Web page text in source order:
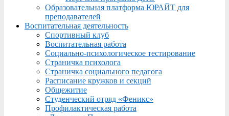
Образовательная платформа ЮРАЙТ для
преподавателей
Воспитательная деятельность
Спортивный клуб
Воспитательная работа
Социально-психологическое тестирование
Страничка психолога
Страничка социального педагога
Расписание кружков и секций
Общежитие
Студенческий отряд «Феникс»
Профилактическая работа